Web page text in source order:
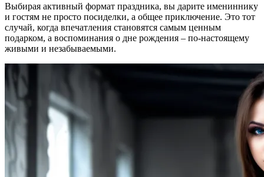
Выбирая активный формат праздника, вы дарите имениннику
и гостям не просто посиделки, а общее приключение. Это тот
случай, когда впечатления становятся самым ценным
подарком, а воспоминания о дне рождения – по-настоящему
живыми и незабываемыми.